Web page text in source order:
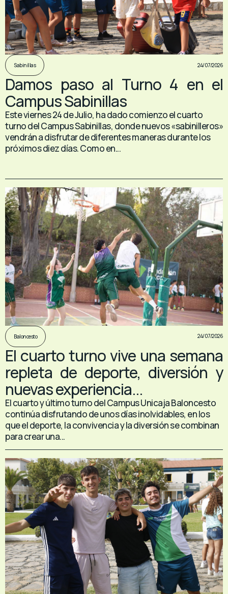
Sabinillas 24/07/2026
Damos paso al Turno 4 en el
Campus Sabinillas
Este viernes 24 de Julio, ha dado comienzo el cuarto
turno del Campus Sabinillas, donde nuevos «sabinilleros»
vendrán a disfrutar de diferentes maneras durante los
próximos diez días. Como en...
Baloncesto 24/07/2026
El cuarto turno vive una semana
repleta de deporte, diversión y
nuevas experiencia...
El cuarto y último turno del Campus Unicaja Baloncesto
continúa disfrutando de unos días inolvidables, en los
que el deporte, la convivencia y la diversión se combinan
para crear una...